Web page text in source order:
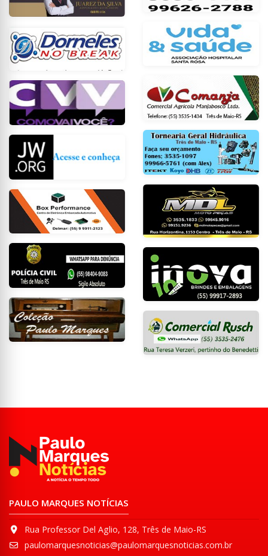
PAULO MARQUES NOTÍCIAS
Rua Professor Del Aglio, 128, Três de Maio-RS
paulomarquesnoticias@paulomarquesnoticias.com.br